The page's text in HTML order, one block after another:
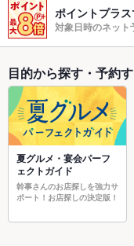
ポイントプラ
対象日時のネット
目的から探す・予約
夏グルメ・宴会パーフ
ェクトガイド
幹事さんのお店探しを強力サ
ポート！お店探しの決定版！